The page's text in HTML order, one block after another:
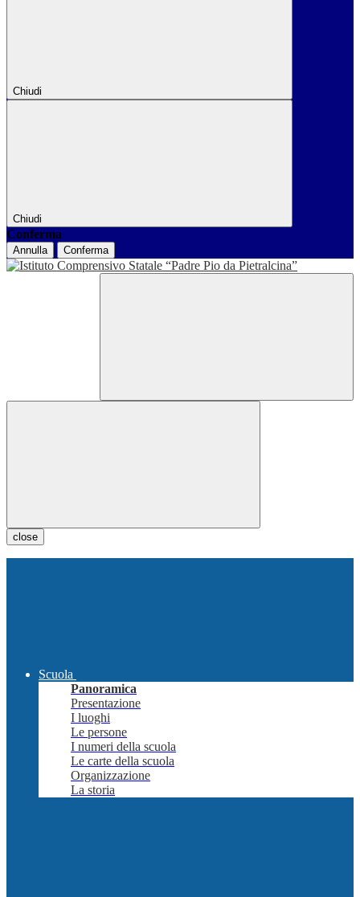
Chiudi
Chiudi
Conferma
Annulla Conferma
close
Scuola
Panoramica
Presentazione
I luoghi
Le persone
I numeri della scuola
Le carte della scuola
Organizzazione
La storia